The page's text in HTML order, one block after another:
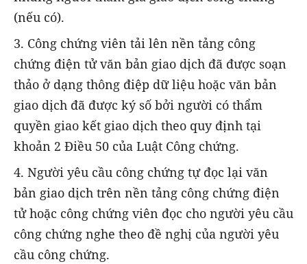
(nếu có).
3. Công chứng viên tải lên nền tảng công
chứng điện tử văn bản giao dịch đã được soạn
thảo ở dạng thông điệp dữ liệu hoặc văn bản
giao dịch đã được ký số bởi người có thẩm
quyền giao kết giao dịch theo quy định tại
khoản 2 Điều 50 của Luật Công chứng.
4. Người yêu cầu công chứng tự đọc lại văn
bản giao dịch trên nền tảng công chứng điện
tử hoặc công chứng viên đọc cho người yêu cầu
công chứng nghe theo đề nghị của người yêu
cầu công chứng.